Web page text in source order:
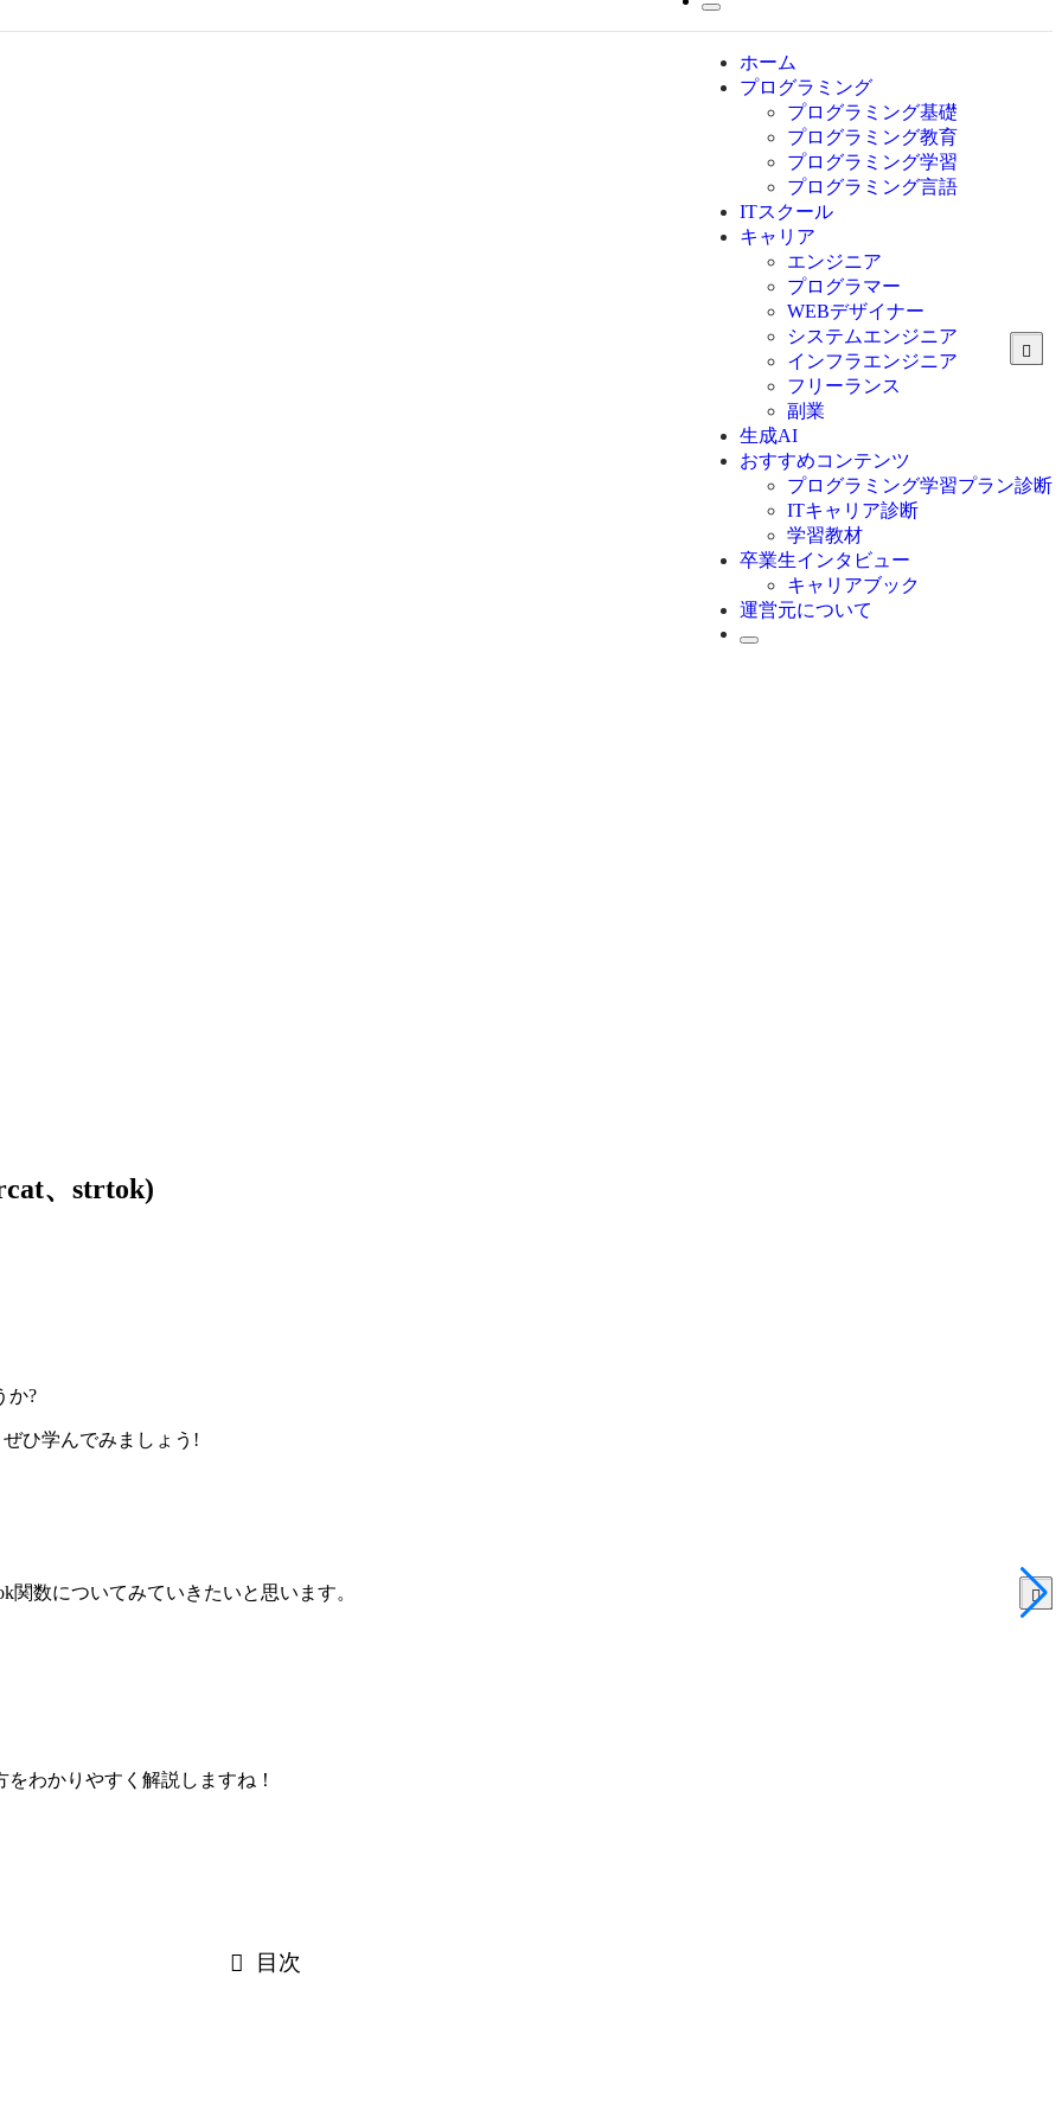
ホーム
プログラミング
プログラミング基礎
プログラミング教育
プログラミング学習
プログラミング言語
C言語
C#
VBA
Go言語
Kotlin
Java
JavaScript
Swift
Ruby
その他言語
ITスクール
キャリア
エンジニア
プログラマー
WEBデザイナー
システムエンジニア
インフラエンジニア
フリーランス
副業
生成AI
おすすめコンテンツ
プログラミング学習プラン診断
ITキャリア診断
学習教材
卒業生インタビュー
キャリアブック
運営元について
、strtok)
か?
ひ学んでみましょう!
関数についてみていきたいと思います。
わかりやすく解説しますね！
目次